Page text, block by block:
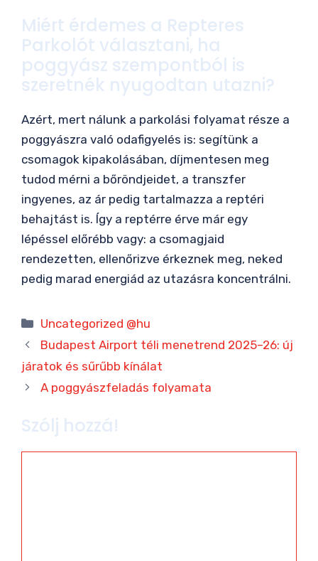
Miért érdemes a Repteres
Parkolót választani, ha
poggyász szempontból is
szeretnék nyugodtan utazni?
Azért, mert nálunk a parkolási folyamat része a
poggyászra való odafigyelés is: segítünk a
csomagok kipakolásában, díjmentesen meg
tudod mérni a bőröndjeidet, a transzfer
ingyenes, az ár pedig tartalmazza a reptéri
behajtást is. Így a reptérre érve már egy
lépéssel előrébb vagy: a csomagjaid
rendezetten, ellenőrizve érkeznek meg, neked
pedig marad energiád az utazásra koncentrálni.
Kategória
Uncategorized @hu
Budapest Airport téli menetrend 2025–26: új
járatok és sűrűbb kínálat
A poggyászfeladás folyamata
Szólj hozzá!